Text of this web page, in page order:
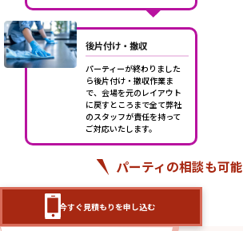
後片付け・撤収
パーティーが終わりました
ら後片付け・撤収作業ま
で、会場を元のレイアウト
に戻すところまで全て弊社
のスタッフが責任を持って
ご対応いたします。
パーティの相談も可能
今すぐ見積もりを申し込む